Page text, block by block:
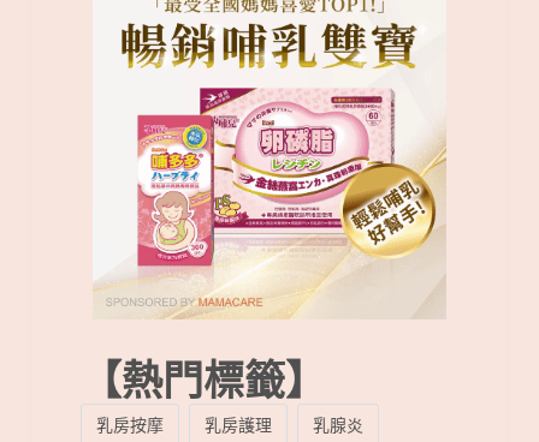
【熱門標籤】
乳房按摩 乳房護理
乳腺炎